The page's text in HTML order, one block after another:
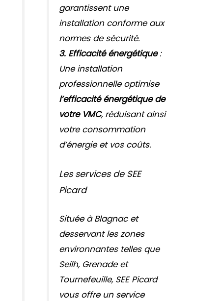
garantissent une
installation conforme aux
normes de sécurité.
3. Efficacité énergétique:
Une installation
professionnelle optimise
l’efficacité énergétique de
votre VMC, réduisant ainsi
votre consommation
d’énergie et vos coûts.
Les services de SEE
Picard
Située à Blagnac et
desservant les zones
environnantes telles que
Seilh, Grenade et
Tournefeuille, SEE Picard
vous offre un service